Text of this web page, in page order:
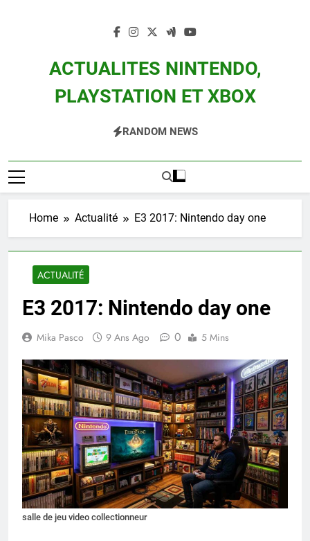
ACTUALITES NINTENDO,
PLAYSTATION ET XBOX
Zelda, Splatoon, Pokemon Entre Autres
RANDOM NEWS
Home Actualité E3 2017: Nintendo day one
ACTUALITÉ
E3 2017: Nintendo day one
Mika Pasco 9 Ans Ago 0 5 Mins
salle de jeu video collectionneur